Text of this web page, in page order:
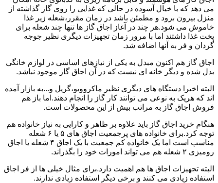
می دهد که با خیال آسوده در حالی که غذایی را روی گاز گذاشته از
منزل بیرون برود و مطمئن باشد در زمان مقرر،شعله زیر غذا
خاموش می شود.هر چند در آغاز اجاق گاز ها تنها چند شعله برای
پخت غذا داشتند اما با مرور زمان تجهیزات دیگری نظیر جوجه
گردان و فر به آنها اضافه شد.
اجاق گاز هم اکنون مبدل به یکی از نیازهای اساسی در لوازم خانگی
بدل شده و دیگر خانه ای نیست که در آن اجاق گاز موجود نباشد.
البته اخیرا دستگاه های دیگری نظیر ماکروویو،گریل و...به بازار آمده
اند که هریک به نوعی می توانند کار گاز را انجام دهند.اما باز هم
فروش اجاق گاز به مراتب بیش از این محصولات است.
هنگام خرید اجاق گاز باید علاوه بر ظاهر و کارایی به نیاز خانواده هم
توجه کرد.برای خانواده های پرجمعیت اجاق های ۵ یا ۶ شعله
مناسب است اما یک خانواده کم جمعیت با یک اجاق ۴ شعله یا اجاق
رومیزی ۲ شعله هم می تواند امورات خود را بگذراند.
البته تجهیزات اجاق ها هم اهمیت دارد.برای مثال خیلی ها از فر اجاق
استفاده زیادی می کنند و برخی دیگر استفاده زیادی ندارند.